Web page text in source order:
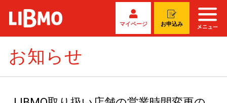
マイページ お申込み
お知らせ